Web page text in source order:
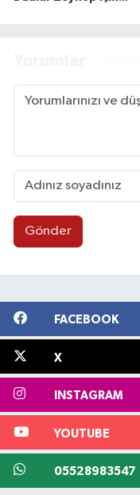
Gönder
FACEBOOK
X
INSTAGRAM
YOUTUBE
05528983547